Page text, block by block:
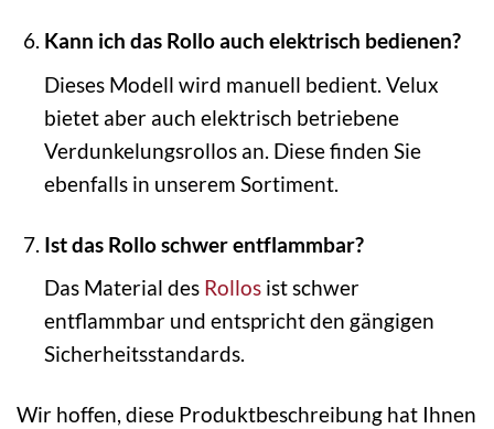
Kann ich das Rollo auch elektrisch bedienen?
Dieses Modell wird manuell bedient. Velux
bietet aber auch elektrisch betriebene
Verdunkelungsrollos an. Diese finden Sie
ebenfalls in unserem Sortiment.
Ist das Rollo schwer entflammbar?
Das Material des Rollosist schwer
entflammbar und entspricht den gängigen
Sicherheitsstandards.
Wir hoffen, diese Produktbeschreibung hat Ihnen